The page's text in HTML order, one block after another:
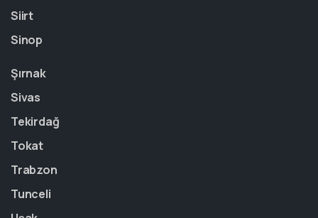
Siirt
Sinop
Şırnak
Sivas
Tekirdağ
Tokat
Trabzon
Tunceli